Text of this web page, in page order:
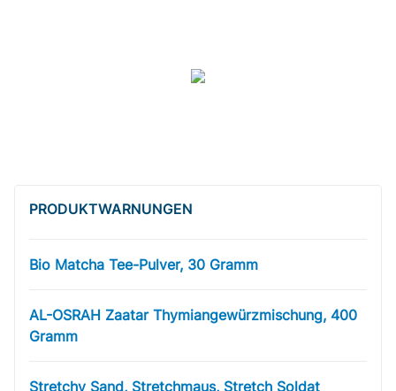
PRODUKT­WARNUNGEN
Bio Matcha Tee-Pulver, 30 Gramm
AL-OSRAH Zaatar Thymiangewürzmischung, 400
Gramm
Stretchy Sand, Stretchmaus, Stretch Soldat